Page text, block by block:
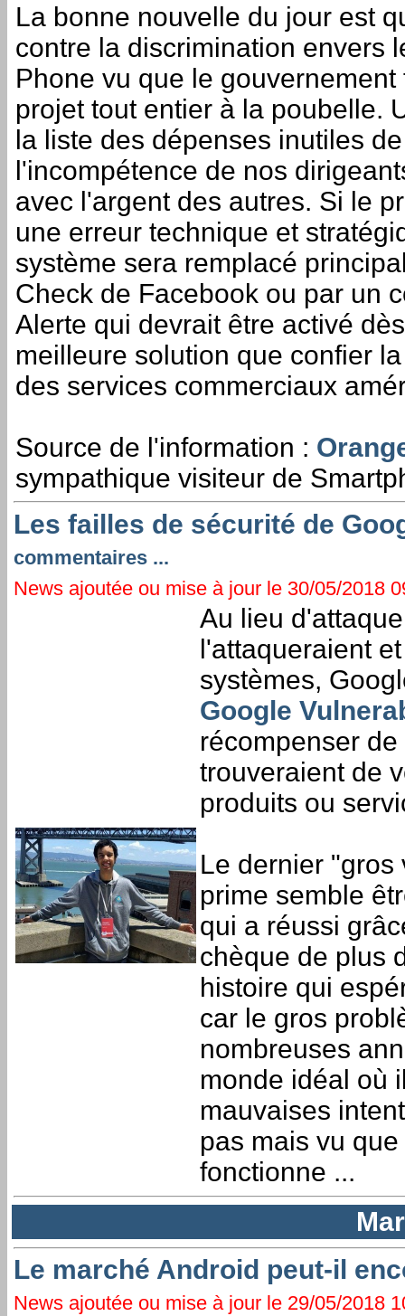
La bonne nouvelle du jour est
contre la discrimination envers
Phone vu que le
projet tout entier à la poubelle.
la liste des dépenses inutiles
l'incompétence de nos
avec l'argent des autres. Si le
une erreur technique et
système sera remplacé
Check de Facebook ou par un
Alerte qui devrait être activé
meilleure solution que confier
des services commerciaux
Source de l'information :
sympathique visiteur de
Les failles de sécurité de
commentaires ...
News ajoutée ou mise à jour le 30/05/2018
Au lieu
l'attaqueraient
systèmes,
Google
récompenser
trouveraient de
produits ou
Le dernier "gros
prime semble
qui a réussi
chèque de plus
histoire qui
car le gros
nombreuses
monde idéal où
mauvaises
pas mais vu
fonctionne ...
Le marché Android peut-il
News ajoutée ou mise à jour le 29/05/2018